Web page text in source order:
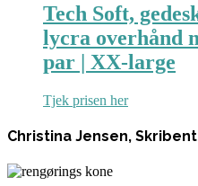
Tech Soft,
lycra overhånd
par | XX-large
Tjek prisen her
Christina Jensen,